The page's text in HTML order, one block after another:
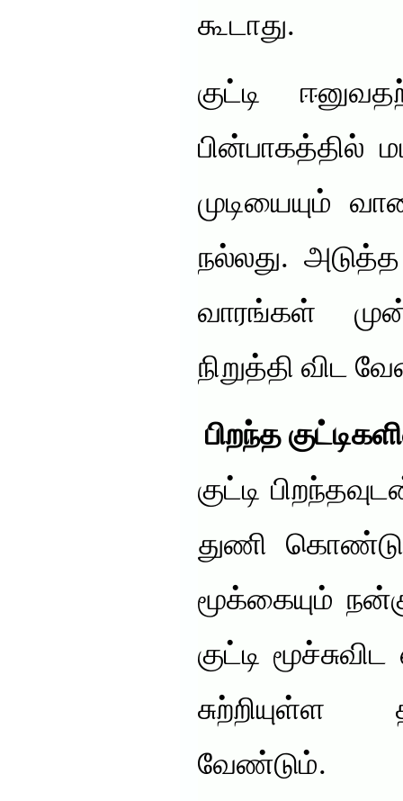
கூடாது.
குட்டி
பின்பாகத்தில்
முடியையும்
நல்லது. அடுத்த
வாரங்கள்
நிறுத்தி விட
பிறந்த
குட்டி
துணி கொண்டு
மூக்கையும்
குட்டி
வேண்டும்.